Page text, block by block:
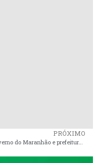
PRÓXIMO
Governo do Maranhão e prefeitura, inauguram restaurante popular, obras da segurança pública, educação e lazer em Peri-Mirim